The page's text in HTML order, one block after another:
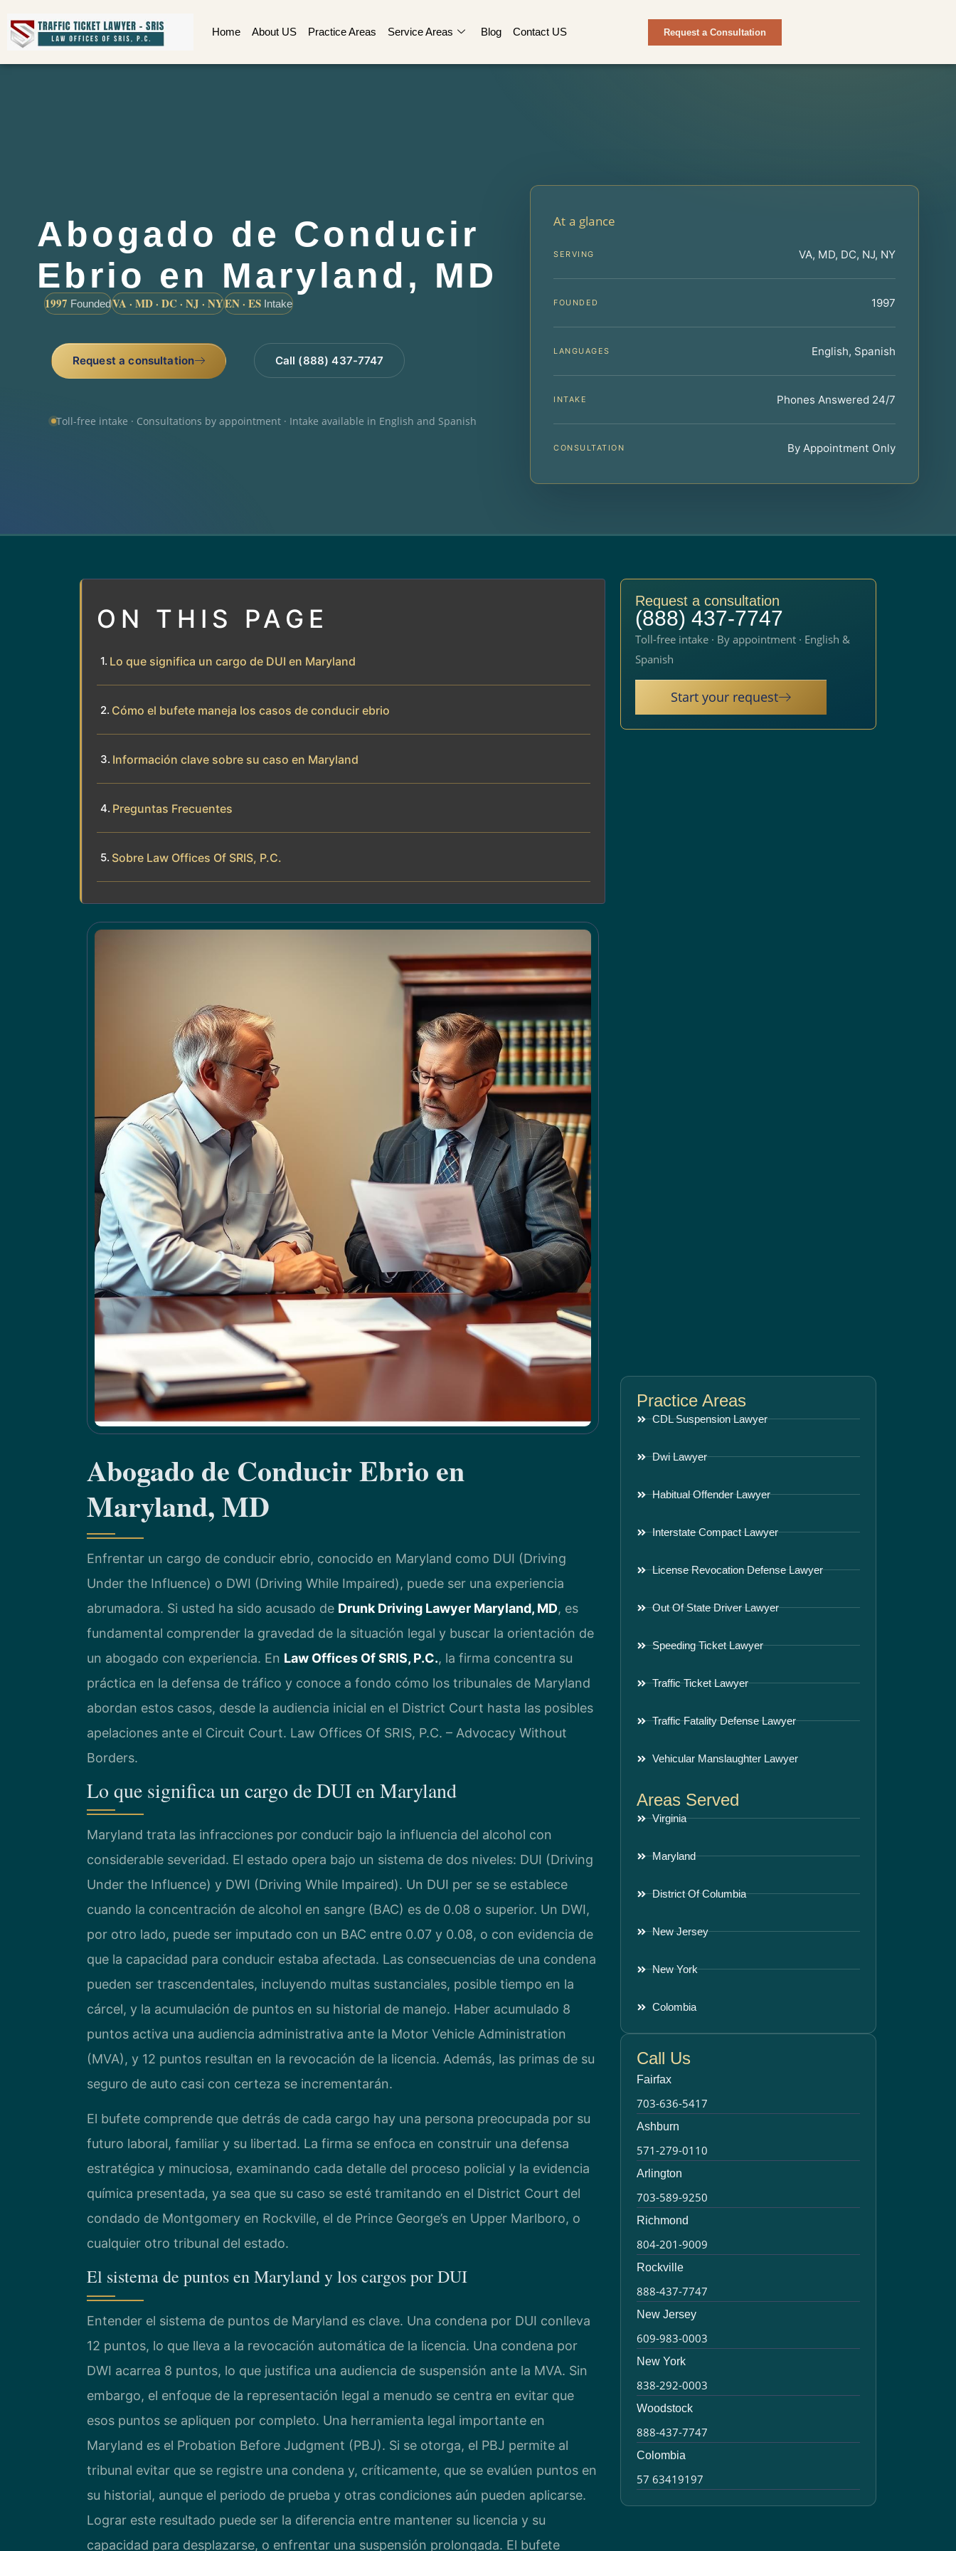
Home About US Practice Areas Service Areas Blog Contact US Request a Consultation
Abogado de Conducir
Ebrio en Maryland, MD
1997 FoundedVA · MD · DC · NJ · NYEN · ES Intake
Request a consultation Call (888) 437-7747
Toll-free intake · Consultations by appointment · Intake available in English and Spanish
At a glance
SERVING VA, MD, DC, NJ, NY
FOUNDED 1997
LANGUAGES English, Spanish
INTAKE Phones Answered 24/7
CONSULTATION By Appointment Only
ON THIS PAGE
Lo que significa un cargo de DUI en Maryland
Cómo el bufete maneja los casos de conducir ebrio
Información clave sobre su caso en Maryland
Preguntas Frecuentes
Sobre Law Offices Of SRIS, P.C.
Abogado de Conducir Ebrio en
Maryland, MD
Enfrentar un cargo de conducir ebrio, conocido en Maryland como DUI (Driving
Under the Influence) o DWI (Driving While Impaired), puede ser una experiencia
abrumadora. Si usted ha sido acusado de Drunk Driving Lawyer Maryland, MD, es
fundamental comprender la gravedad de la situación legal y buscar la orientación de
un abogado con experiencia. En Law Offices Of SRIS, P.C., la firma concentra su
práctica en la defensa de tráfico y conoce a fondo cómo los tribunales de Maryland
abordan estos casos, desde la audiencia inicial en el District Court hasta las posibles
apelaciones ante el Circuit Court. Law Offices Of SRIS, P.C. – Advocacy Without
Borders.
Lo que significa un cargo de DUI en Maryland
Maryland trata las infracciones por conducir bajo la influencia del alcohol con
considerable severidad. El estado opera bajo un sistema de dos niveles: DUI (Driving
Under the Influence) y DWI (Driving While Impaired). Un DUI per se se establece
cuando la concentración de alcohol en sangre (BAC) es de 0.08 o superior. Un DWI,
por otro lado, puede ser imputado con un BAC entre 0.07 y 0.08, o con evidencia de
que la capacidad para conducir estaba afectada. Las consecuencias de una condena
pueden ser trascendentales, incluyendo multas sustanciales, posible tiempo en la
cárcel, y la acumulación de puntos en su historial de manejo. Haber acumulado 8
puntos activa una audiencia administrativa ante la Motor Vehicle Administration
(MVA), y 12 puntos resultan en la revocación de la licencia. Además, las primas de su
seguro de auto casi con certeza se incrementarán.
El bufete comprende que detrás de cada cargo hay una persona preocupada por su
futuro laboral, familiar y su libertad. La firma se enfoca en construir una defensa
estratégica y minuciosa, examinando cada detalle del proceso policial y la evidencia
química presentada, ya sea que su caso se esté tramitando en el District Court del
condado de Montgomery en Rockville, el de Prince George’s en Upper Marlboro, o
cualquier otro tribunal del estado.
El sistema de puntos en Maryland y los cargos por DUI
Entender el sistema de puntos de Maryland es clave. Una condena por DUI conlleva
12 puntos, lo que lleva a la revocación automática de la licencia. Una condena por
DWI acarrea 8 puntos, lo que justifica una audiencia de suspensión ante la MVA. Sin
embargo, el enfoque de la representación legal a menudo se centra en evitar que
esos puntos se apliquen por completo. Una herramienta legal importante en
Maryland es el Probation Before Judgment (PBJ). Si se otorga, el PBJ permite al
tribunal evitar que se registre una condena y, críticamente, que se evalúen puntos en
su historial, aunque el periodo de prueba y otras condiciones aún pueden aplicarse.
Lograr este resultado puede ser la diferencia entre mantener su licencia y su
capacidad para desplazarse, o enfrentar una suspensión prolongada. El bufete
Request a consultation
(888) 437-7747
Toll-free intake · By appointment · English &
Spanish
Start your request
Practice Areas
CDL Suspension Lawyer
Dwi Lawyer
Habitual Offender Lawyer
Interstate Compact Lawyer
License Revocation Defense Lawyer
Out Of State Driver Lawyer
Speeding Ticket Lawyer
Traffic Ticket Lawyer
Traffic Fatality Defense Lawyer
Vehicular Manslaughter Lawyer
Areas Served
Virginia
Maryland
District Of Columbia
New Jersey
New York
Colombia
Call Us
Fairfax
703-636-5417
Ashburn
571-279-0110
Arlington
703-589-9250
Richmond
804-201-9009
Rockville
888-437-7747
New Jersey
609-983-0003
New York
838-292-0003
Woodstock
888-437-7747
Colombia
57 63419197